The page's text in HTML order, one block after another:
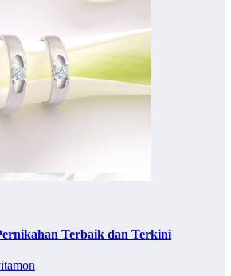
Terbaik dan Terkini